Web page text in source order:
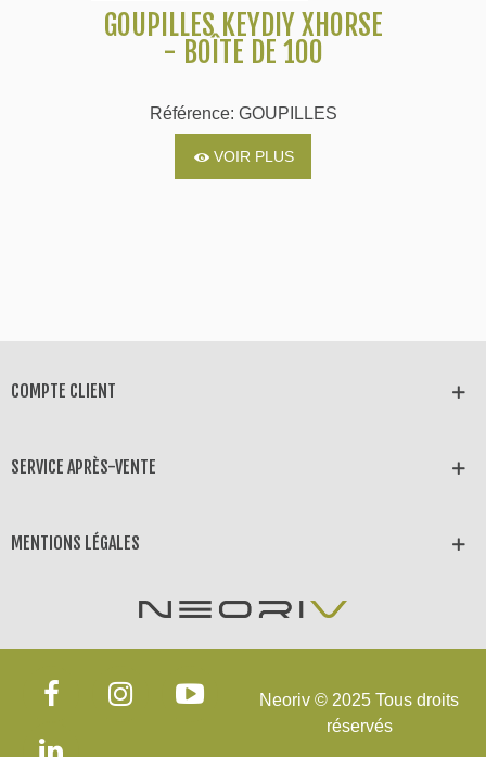
GOUPILLES KEYDIY XHORSE
- BOÎTE DE 100
Référence: GOUPILLES
VOIR PLUS
COMPTE CLIENT
SERVICE APRÈS-VENTE
MENTIONS LÉGALES
Neoriv © 2025 Tous droits
réservés